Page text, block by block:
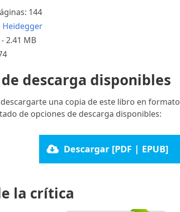
144
2.41 MB
descarga disponibles
una copia de este libro en formato
de opciones de descarga disponibles:
Descargar [PDF | EPUB]
la crítica